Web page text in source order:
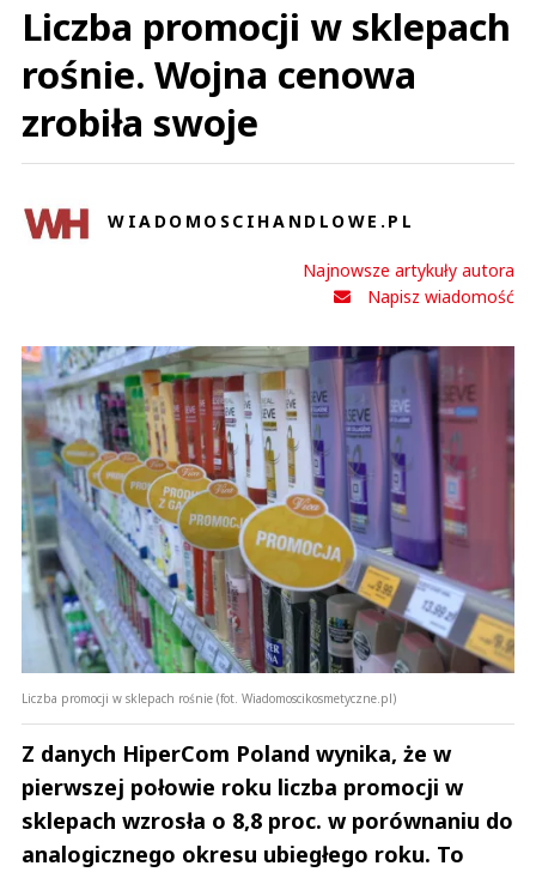
Liczba promocji w sklepach
rośnie. Wojna cenowa
zrobiła swoje
WIADOMOSCIHANDLOWE.PL
Najnowsze artykuły autora
Napisz wiadomość
Liczba promocji w sklepach rośnie (fot. Wiadomoscikosmetyczne.pl)
Z danych HiperCom Poland wynika, że w
pierwszej połowie roku liczba promocji w
sklepach wzrosła o 8,8 proc. w porównaniu do
analogicznego okresu ubiegłego roku. To